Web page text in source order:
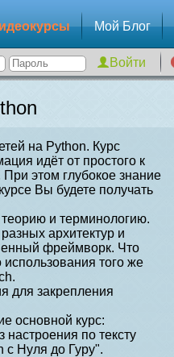
Мой Блог
на Python. Курс
идёт от простого к
этом глубокое знание
Вы будете получать
и терминологию.
архитектур и
фреймворк. Что
того же
для закрепления
основной курс:
по тексту
с Нуля до Гуру".